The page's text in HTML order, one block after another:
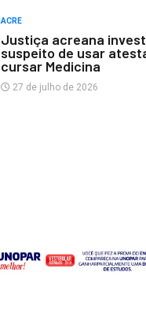
ACRE
Justiça acreana
suspeito de usar
cursar Medicina
27 de julho de 2026